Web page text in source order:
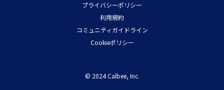
プライバシーポリシー
利用規約
コミュニティガイドライン
Cookieポリシー
© 2024 Calbee, Inc.